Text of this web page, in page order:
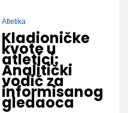
Atletika
Kladioničke
kvote u
atletici:
Analitički
vodič za
informisanog
gledaoca